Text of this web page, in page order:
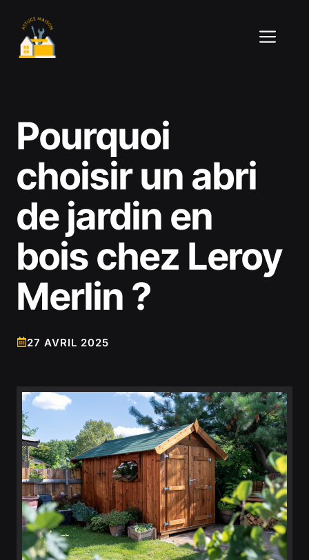
contenu
Pourquoi
choisir un abri
de jardin en
bois chez Leroy
Merlin ?
27 AVRIL 2025